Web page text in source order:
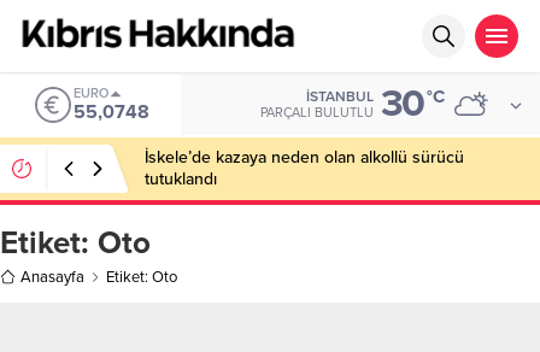
EURO
55,0748
İSTANBUL
PARÇALI BULUTLU 30°C
İskele’de kazaya neden olan alkollü sürücü
tutuklandı
Etiket: Oto
Anasayfa Etiket: Oto